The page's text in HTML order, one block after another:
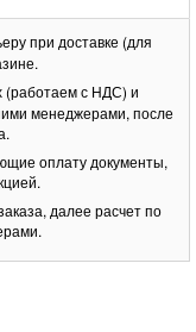
при доставке (для
(работаем с НДС) и
менеджерами, после
оплату документы,
далее расчет по